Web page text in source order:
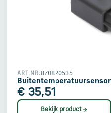
ART.NR.8Z0820535
Buitentemperatuursensor
€ 35,51
Bekijk product